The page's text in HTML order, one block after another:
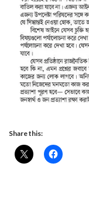
Share this: